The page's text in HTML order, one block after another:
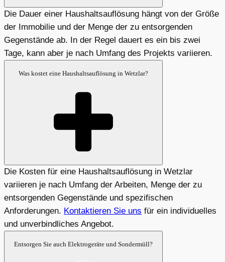
Die Dauer einer Haushaltsauflösung hängt von der Größe
der Immobilie und der Menge der zu entsorgenden
Gegenstände ab. In der Regel dauert es ein bis zwei
Tage, kann aber je nach Umfang des Projekts variieren.
Was kostet eine Haushaltsauflösung in Wetzlar?
Die Kosten für eine Haushaltsauflösung in Wetzlar
variieren je nach Umfang der Arbeiten, Menge der zu
entsorgenden Gegenstände und spezifischen
Anforderungen. Kontaktieren Sie uns für ein individuelles
und unverbindliches Angebot.
Entsorgen Sie auch Elektrogeräte und Sondermüll?